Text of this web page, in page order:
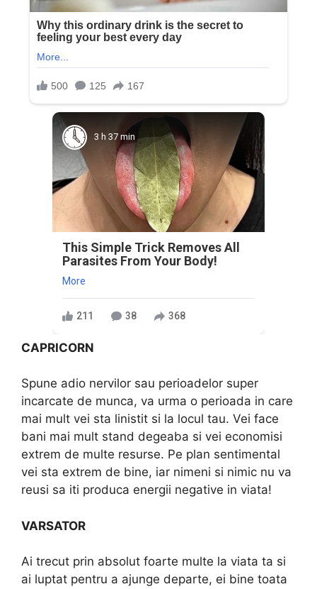
3 h 37 min
This Simple Trick Removes All
Parasites From Your Body!
More
211 38 368
CAPRICORN
Spune adio nervilor sau perioadelor super
incarcate de munca, va urma o perioada in care
mai mult vei sta linistit si la locul tau. Vei face
bani mai mult stand degeaba si vei economisi
extrem de multe resurse. Pe plan sentimental
vei sta extrem de bine, iar nimeni si nimic nu va
reusi sa iti produca energii negative in viata!
VARSATOR
Ai trecut prin absolut foarte multe la viata ta si
ai luptat pentru a ajunge departe, ei bine toata